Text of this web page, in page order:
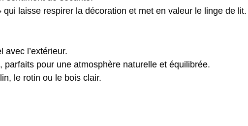
laisse respirer la décoration et met en valeur le linge de lit.
avec l’extérieur.
pour une atmosphère naturelle et équilibrée.
le rotin ou le bois clair.